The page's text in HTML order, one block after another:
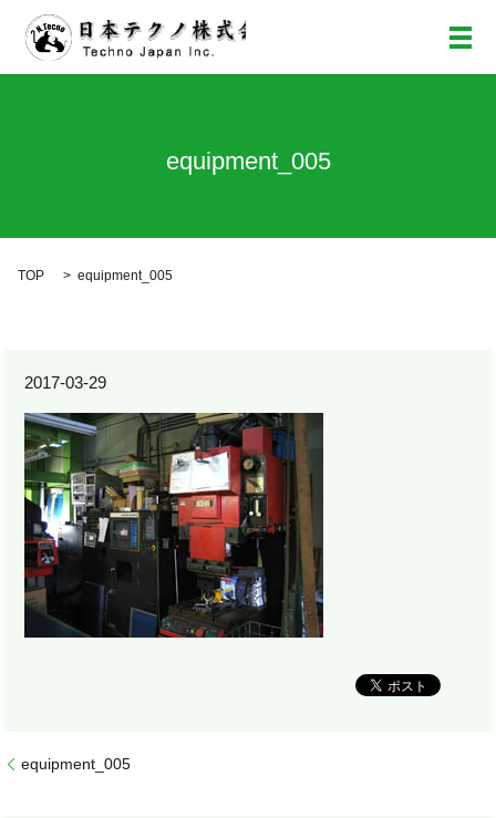
メ
equipment_005
TOP equipment_005
2017-03-29
equipment_005